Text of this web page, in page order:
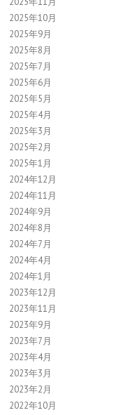
2025年10月
2025年9月
2025年8月
2025年7月
2025年6月
2025年5月
2025年4月
2025年3月
2025年2月
2025年1月
2024年12月
2024年11月
2024年9月
2024年8月
2024年7月
2024年4月
2024年1月
2023年12月
2023年11月
2023年9月
2023年7月
2023年4月
2023年3月
2023年2月
2022年10月